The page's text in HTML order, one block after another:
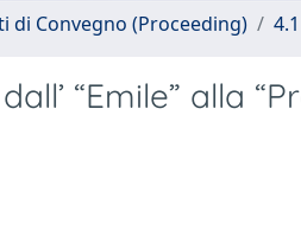
di Convegno (Proceeding)
“Emile” alla